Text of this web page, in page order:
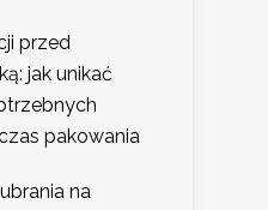
przed
jak unikać
pakowania
na